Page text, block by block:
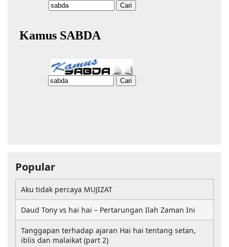
Popular
Aku tidak percaya MUJIZAT
Daud Tony vs hai hai – Pertarungan Ilah Zaman Ini
Tanggapan terhadap ajaran Hai hai tentang setan,
iblis dan malaikat (part 2)